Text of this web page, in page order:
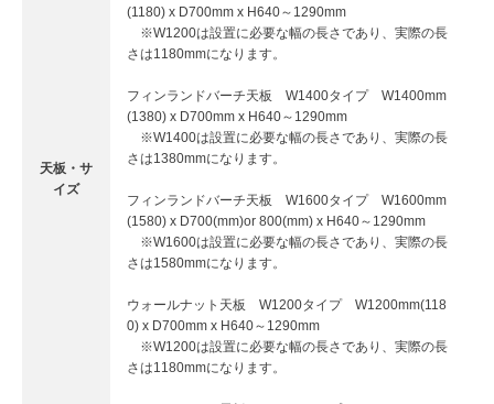
天板・サ
イズ
(1180) x D700mm x H640～1290mm
※W1200は設置に必要な幅の長さであり、実際の長
さは1180mmになります。
フィンランドバーチ天板 W1400タイプ W1400mm
(1380) x D700mm x H640～1290mm
※W1400は設置に必要な幅の長さであり、実際の長
さは1380mmになります。
フィンランドバーチ天板 W1600タイプ W1600mm
(1580) x D700(mm)or 800(mm) x H640～1290mm
※W1600は設置に必要な幅の長さであり、実際の長
さは1580mmになります。
ウォールナット天板 W1200タイプ W1200mm(118
0) x D700mm x H640～1290mm
※W1200は設置に必要な幅の長さであり、実際の長
さは1180mmになります。